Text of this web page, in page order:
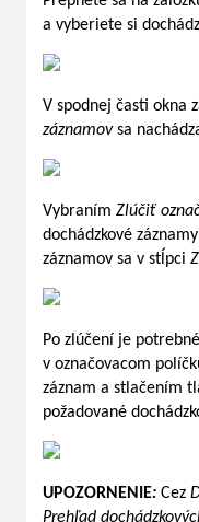
a vyberiete si
V spodnej časti okna
záznamovsa
Vybraním Zlúčiť
dochádzkové
záznamov sa v stĺpci
Po zlúčení je
v označovacom
záznam a stlačením
požadované
UPOZORNENIE: Cez
Prehľad